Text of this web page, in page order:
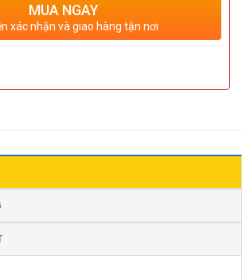
MUA NGAY
xác nhận và giao hàng tận nơi